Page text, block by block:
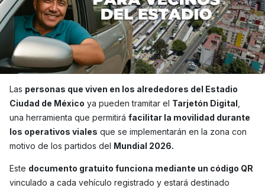
Las personas que viven en los alrededores del Estadio
Ciudad de México ya pueden tramitar el Tarjetón Digital
una herramienta que permitirá facilitar la movilidad durante
los operativos viales que se implementarán en la zona con
motivo de los partidos del Mundial 2026.
Este documento gratuito funciona mediante un código QR
vinculado a cada vehículo registrado y estará destinado